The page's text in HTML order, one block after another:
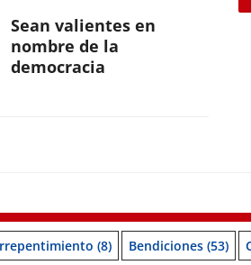
Sean valientes en
nombre de la
democracia
(8) Bendiciones (53)